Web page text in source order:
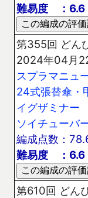
難易度 ：6.6
第355回 どん
2024年04月
スプラマニュ
24式張替傘・
イグザミナー
ソイチューバ
編成点数：
難易度 ：6.6
第610回 どん